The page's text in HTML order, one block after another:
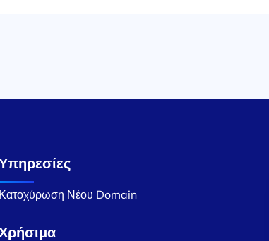
Κατοχύρωση Νέου Domain